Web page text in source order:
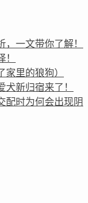
一文带你了解！
里的狼狗）
新归宿来了！
配时为何会出现阴